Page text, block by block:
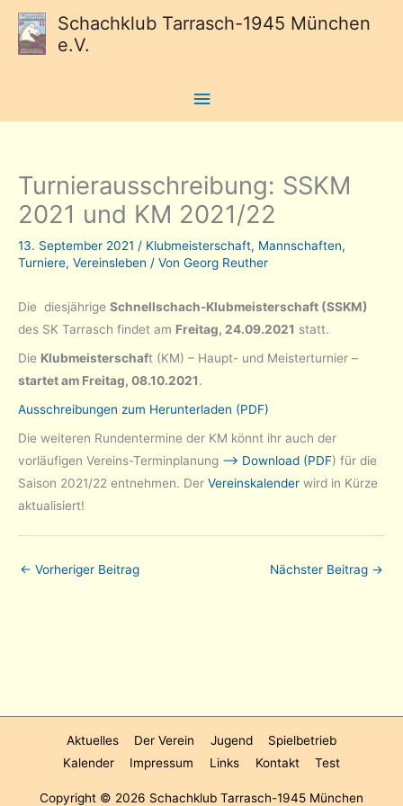
Schachklub Tarrasch-1945 München
e.V.
Hauptmenü
Turnierausschreibung: SSKM
2021 und KM 2021/22
13. September 2021 / Klubmeisterschaft, Mannschaften,
Turniere, Vereinsleben / Von Georg Reuther
Die diesjährige Schnellschach-Klubmeisterschaft (SSKM)
des SK Tarrasch findet am Freitag, 24.09.2021 statt.
Die Klubmeisterschaft (KM) – Haupt- und Meisterturnier –
startet am Freitag, 08.10.2021.
Ausschreibungen zum Herunterladen (PDF)
Die weiteren Rundentermine der KM könnt ihr auch der
vorläufigen Vereins-Terminplanung –> Download (PDF) für die
Saison 2021/22 entnehmen. Der Vereinskalender wird in Kürze
aktualisiert!
← Vorheriger Beitrag Nächster Beitrag →
Aktuelles Der Verein Jugend
Spielbetrieb
Kalender
Impressum Links Kontakt Test
Copyright © 2026 Schachklub Tarrasch-1945 München